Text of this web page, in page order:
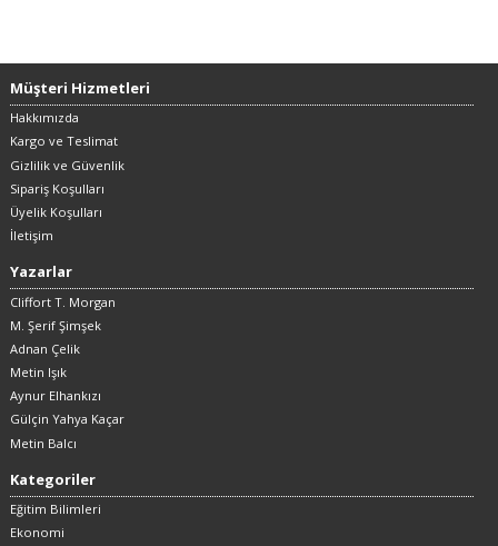
Müşteri Hizmetleri
Hakkımızda
Kargo ve Teslimat
Gizlilik ve Güvenlik
Sipariş Koşulları
Üyelik Koşulları
İletişim
Yazarlar
Cliffort T. Morgan
M. Şerif Şimşek
Adnan Çelik
Metin Işık
Aynur Elhankızı
Gülçin Yahya Kaçar
Metin Balcı
Kategoriler
Eğitim Bilimleri
Ekonomi